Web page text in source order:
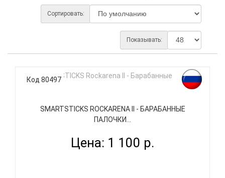
Сортировать:
Показывать:
Код 80497
SMARTSTICKS ROCKARENA II - БАРАБАННЫЕ
ПАЛОЧКИ...
Цена: 1 100 р.